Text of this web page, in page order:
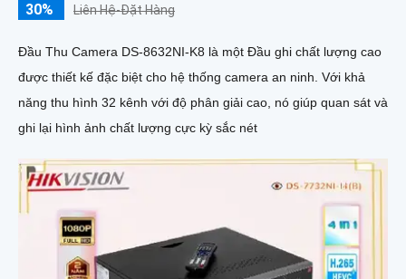
30% Liên Hệ-Đặt Hàng
Đầu Thu Camera DS-8632NI-K8 là một Đầu ghi chất lượng cao
được thiết kế đặc biệt cho hệ thống camera an ninh. Với khả
năng thu hình 32 kênh với độ phân giải cao, nó giúp quan sát và
ghi lại hình ảnh chất lượng cực kỳ sắc nét